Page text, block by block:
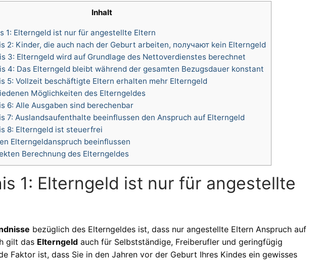
Inhalt
1: Elterngeld ist nur für angestellte Eltern
2: Kinder, die auch nach der Geburt arbeiten, получают kein Elterngeld
3: Elterngeld wird auf Grundlage des Nettoverdienstes berechnet
4: Das Elterngeld bleibt während der gesamten Bezugsdauer konstant
5: Vollzeit beschäftigte Eltern erhalten mehr Elterngeld
Möglichkeiten des Elterngeldes
6: Alle Ausgaben sind berechenbar
7: Auslandsaufenthalte beeinflussen den Anspruch auf Elterngeld
8: Elterngeld ist steuerfrei
Elterngeldanspruch beeinflussen
Berechnung des Elterngeldes
1: Elterngeld ist nur für angestellte
bezüglich des Elterngeldes ist, dass nur angestellte Eltern Anspruch auf
gilt das Elterngeld auch für Selbstständige, Freiberufler und geringfügig
Faktor ist, dass Sie in den Jahren vor der Geburt Ihres Kindes ein gewisses